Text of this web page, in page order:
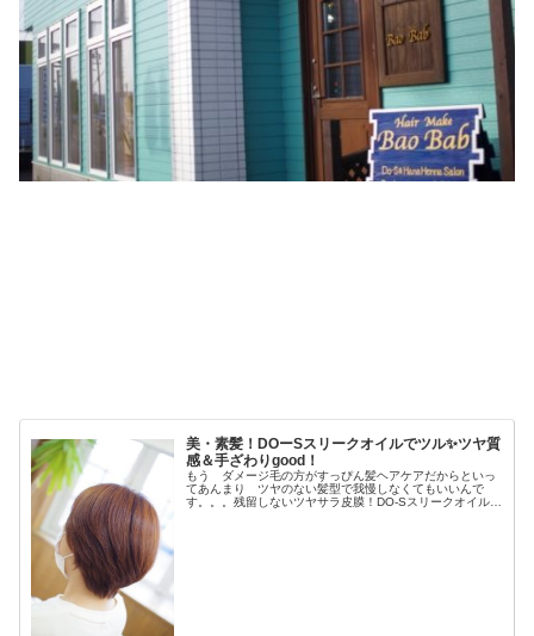
美・素髪！DOーSスリークオイルでツル✨ツヤ質
感＆手ざわりgood！
もう ダメージ毛の方がすっぴん髪ヘアケアだからといっ
てあんまり ツヤのない髪型で我慢しなくてもいいんで
す。。。残留しないツヤサラ皮膜！DO-Sスリークオイル素